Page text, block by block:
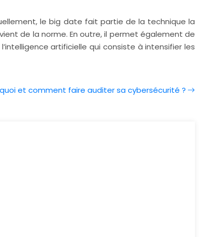
le big date fait partie de la technique la
de la norme. En outre, il permet également de
artificielle qui consiste à intensifier les
et comment faire auditer sa cybersécurité ?